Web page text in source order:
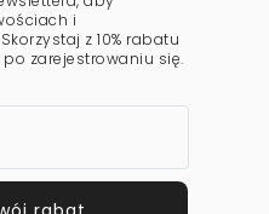
i
z 10% rabatu
zarejestrowaniu się.